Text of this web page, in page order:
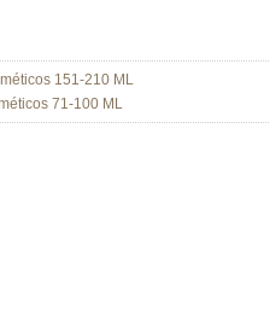
151-210 ML
71-100 ML